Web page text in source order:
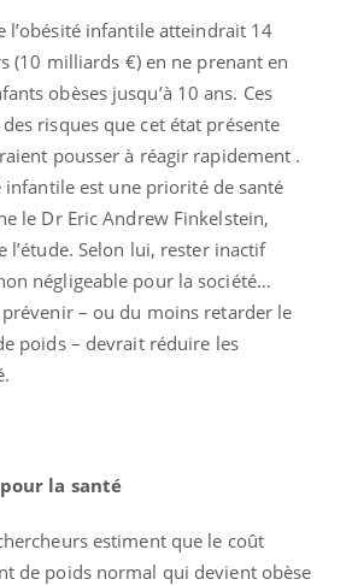
l’obésité infantile atteindrait 14
(10 milliards €) en ne prenant en
obèses jusqu’à 10 ans. Ces
risques que cet état présente
pousser à réagir rapidement .
infantile est une priorité de santé
le Dr Eric Andrew Finkelstein,
l’étude. Selon lui, rester inactif
négligeable pour la société…
– ou du moins retarder le
poids – devrait réduire les
la santé
estiment que le coût
de poids normal qui devient obèse